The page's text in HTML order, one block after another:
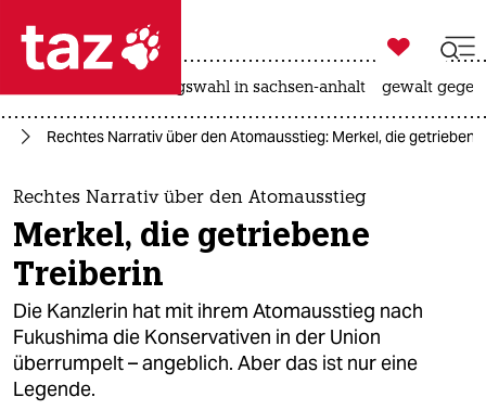
 taz zahl ich
taz zahl ich
themen
politik
öko
gesellschaft
kultur

taz zahl ich
landtagswahl in sachsen-anhalt gewalt
Rechtes Narrativ über den Atomausstieg: Merkel, die
Rechtes Narrativ über den Atomausstieg
Merkel, die getriebene
Treiberin
Die Kanzlerin hat mit ihrem Atomausstieg nach
Fukushima die Konservativen in der Union
überrumpelt – angeblich. Aber das ist nur eine
Legende.